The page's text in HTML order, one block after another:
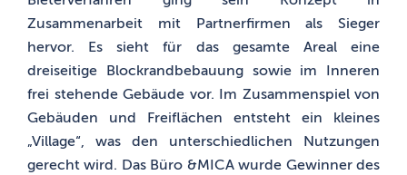
Zusammenarbeit mit Partnerfirmen als Sieger
hervor. Es sieht für das gesamte Areal eine
dreiseitige Blockrandbebauung sowie im Inneren
frei stehende Gebäude vor. Im Zusammenspiel von
Gebäuden und Freiflächen entsteht ein kleines
„Village“, was den unterschiedlichen Nutzungen
gerecht wird. Das Büro &MICA wurde Gewinner des